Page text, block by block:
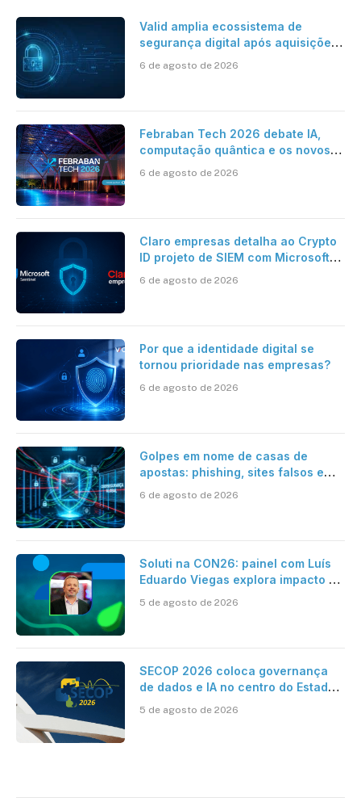
Valid amplia ecossistema de
segurança digital após aquisições
6 de agosto de 2026
Febraban Tech 2026 debate IA,
computação quântica e os novos
6 de agosto de 2026
Claro empresas detalha ao Crypto
ID projeto de SIEM com Microsoft
automatizada
6 de agosto de 2026
Por que a identidade digital se
tornou prioridade nas empresas?
6 de agosto de 2026
Golpes em nome de casas de
apostas: phishing, sites falsos e
6 de agosto de 2026
Soluti na CON26: painel com Luís
Eduardo Viegas explora impacto de
Contabilidade
5 de agosto de 2026
SECOP 2026 coloca governança
de dados e IA no centro do Estado
5 de agosto de 2026